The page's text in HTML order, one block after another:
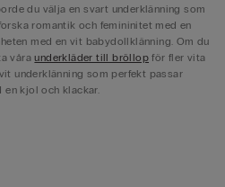
du välja en svart underklänning som
romantik och femininitet med en
med en vit babydollklänning. Om du
våraunderkläder till bröllop för fler vita
underklänning som perfekt passar
en kjol och klackar.